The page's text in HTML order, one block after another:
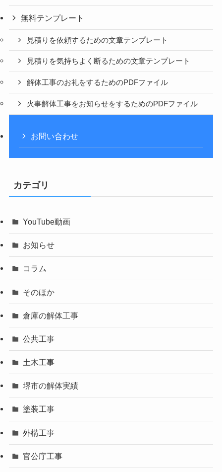
無料テンプレート
見積りを依頼するための文章テンプレート
見積りを気持ちよく断るための文章テンプレート
解体工事のお礼をするためのPDFファイル
火事解体工事をお知らせをするためのPDFファイル
お問い合わせ
カテゴリ
YouTube動画
お知らせ
コラム
そのほか
倉庫の解体工事
公共工事
土木工事
堺市の解体実績
塗装工事
外構工事
官公庁工事